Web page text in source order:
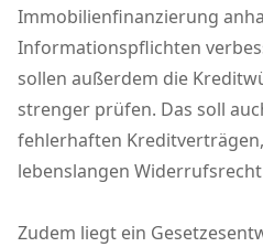
Immobilienfinanzierung
Informationspflichten
sollen außerdem die
strenger prüfen. Das soll
fehlerhaften
lebenslangen
Zudem liegt ein